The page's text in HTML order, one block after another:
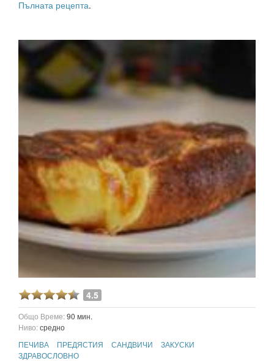
Пълната рецепта.
4.5
Общо Време:90 мин.
Ниво:средно
ПЕЧИВА
ПРЕДЯСТИЯ САНДВИЧИ
ЗАКУСКИ
ЗДРАВОСЛОВНО